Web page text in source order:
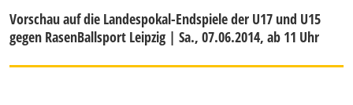
Vorschau auf die Landespokal-Endspiele der U17 und U15
gegen RasenBallsport Leipzig | Sa., 07.06.2014, ab 11 Uhr